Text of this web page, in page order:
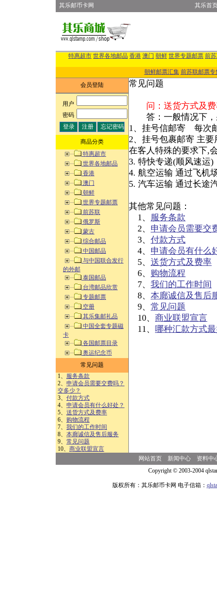
其乐邮币卡网 其乐首
特惠超市 世界各地邮品 香港 澳门 朝鲜 世界专题邮票 前
朝鲜邮票汇集 前苏联邮票专
会员登陆
用户:
密码:
商品分类
特惠超市
世界各地邮品
香港
澳门
朝鲜
世界专题邮票
前苏联
俄罗斯
蒙古
综合邮品
中国邮品
与中国联合发行
的外邮
泰国邮品
台湾邮品欣赏
专题邮票
空册
其乐集邮礼品
中国全套专题磁
卡
各国邮票目录
奥运纪念币
常见问题
1、 服务条款
2、 申请会员需要交费吗？
交多少？
3、 付款方式
4、 申请会员有什么好处？
5、 送货方式及费率
6、 购物流程
7、 我们的工作时间
8、 本廊诚信及售后服务
9、 常见问题
10、 商业联盟宣言
常见问题
问：送货方式及
答：一般情况下，
1、挂号信邮寄 每次
2、挂号包裹邮寄 主
在客人特殊的要求下,
3. 特快专递(顺风速
4. 航空运输 通过飞机
5. 汽车运输 通过长途
其他常见问题：
1、 服务条款
2、 申请会员需要交
3、 付款方式
4、 申请会员有什么
5、 送货方式及费率
6、 购物流程
7、 我们的工作时间
8、 本廊诚信及售后
9、 常见问题
10、 商业联盟宣言
11、 哪种汇款方式
网站首页 新闻中心
资料中
Copyright © 2003-2004
版权所有：其乐邮币卡网 电子信箱：